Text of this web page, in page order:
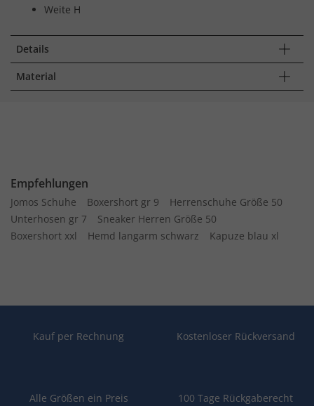
Weite H
Details
Material
Empfehlungen
Jomos Schuhe Boxershort gr 9
Herrenschuhe Größe 50
Unterhosen gr 7
Sneaker Herren Größe 50
Boxershort xxl
Hemd langarm schwarz Kapuze blau xl
Kauf per Rechnung Kostenloser Rückversand
Alle Größen ein Preis 100 Tage Rückgaberecht